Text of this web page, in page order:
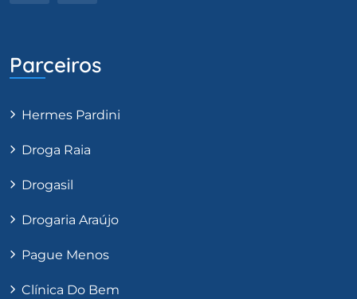
Parceiros
Hermes Pardini
Droga Raia
Drogasil
Drogaria Araújo
Pague Menos
Clínica Do Bem